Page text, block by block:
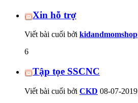
Xin hỗ trợ
Viết bài cuối bởi kidandmomshop
6
Tập tọe SSCNC
Viết bài cuối bởi CKD 08-07-2019